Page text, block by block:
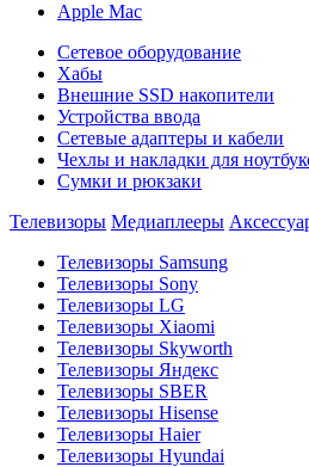
Apple Mac
Сетевое оборудование
Хабы
Внешние SSD накопители
Устройства ввода
Сетевые адаптеры и кабели
Чехлы и накладки для
Сумки и рюкзаки
Телевизоры Медиаплееры
Телевизоры Samsung
Телевизоры Sony
Телевизоры LG
Телевизоры Xiaomi
Телевизоры Skyworth
Телевизоры Яндекс
Телевизоры SBER
Телевизоры Hisense
Телевизоры Haier
Телевизоры Hyundai